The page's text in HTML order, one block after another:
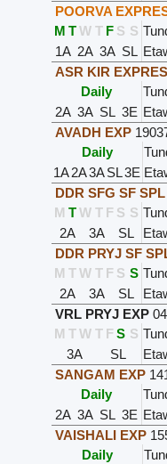
POORVA
M T W T F S S
1A 2A 3A SL
ASR KIR
Daily
2A 3A SL 3E
AVADH EXP
Daily
1A2A3ASL3E
DDR SFG SF SPL
M T W T F S S
2A
3A SL
DDR PRYJ SF
M T W T F S S
2A
3A SL
VRL PRYJ EXP
M T W T F S S
3A
SL
SANGAM EXP
Daily
2A 3A SL 3E
VAISHALI EXP
Daily